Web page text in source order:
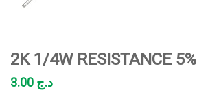
2K 1/4W RESISTANCE 5%
د.ج